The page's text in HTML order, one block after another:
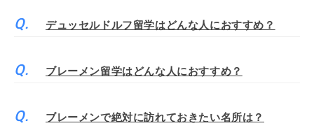
デュッセルドルフ留学はどんな人におすすめ？
ブレーメン留学はどんな人におすすめ？
ブレーメンで絶対に訪れておきたい名所は？